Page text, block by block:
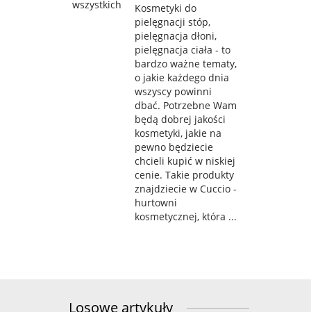
Kosmetyki do
pielęgnacji stóp,
pielęgnacja dłoni,
pielęgnacja ciała - to
bardzo ważne tematy,
o jakie każdego dnia
wszyscy powinni
dbać. Potrzebne Wam
będą dobrej jakości
kosmetyki, jakie na
pewno będziecie
chcieli kupić w niskiej
cenie. Takie produkty
znajdziecie w Cuccio -
hurtowni
kosmetycznej, która ...
Losowe artykuły